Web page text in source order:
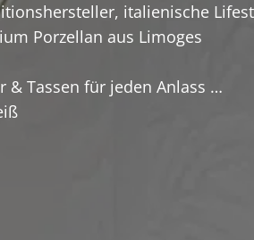
italienische
Porzellan aus Limoges
& Tassen für jeden Anlass